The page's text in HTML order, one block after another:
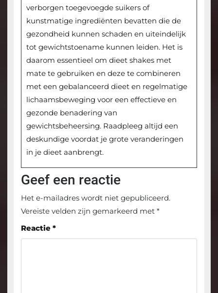
verborgen toegevoegde suikers of
kunstmatige ingrediënten bevatten die de
gezondheid kunnen schaden en uiteindelijk
tot gewichtstoename kunnen leiden. Het is
daarom essentieel om dieet shakes met
mate te gebruiken en deze te combineren
met een gebalanceerd dieet en regelmatige
lichaamsbeweging voor een effectieve en
gezonde benadering van
gewichtsbeheersing. Raadpleeg altijd een
deskundige voordat je grote veranderingen
in je dieet aanbrengt.
Geef een reactie
Het e-mailadres wordt niet gepubliceerd.
Vereiste velden zijn gemarkeerd met *
Reactie *